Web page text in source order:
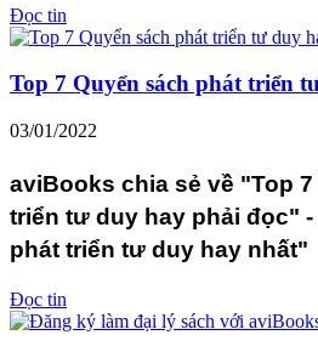
Đọc tin
Top 7 Quyển sách phát triển
03/01/2022
aviBooks chia sẻ về "Top
triển tư duy hay phải đọc"
phát triển tư duy hay nhất"
Đọc tin